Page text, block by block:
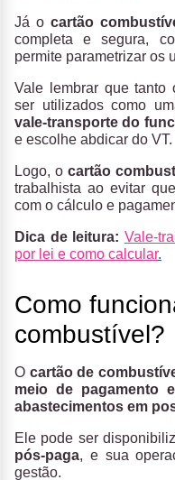
Já o cartão
completa e segura,
permite parametrizar os
Vale lembrar que tanto
ser utilizados como
vale-transporte do
e escolhe abdicar do VT.
Logo, o cartão
trabalhista ao evitar
com o cálculo e
Dica de leitura: Vale-
por lei e como calcular.
Como
combustível?
O cartão de
meio de pagamento
abastecimentos em
Ele pode ser
pós-paga, e sua
gestão.